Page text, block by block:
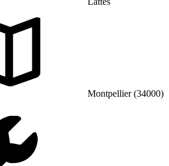
Montpellier (34000)